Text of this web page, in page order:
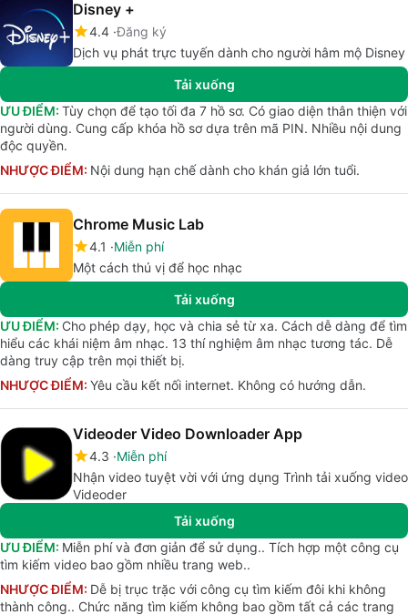
Disney +
4.4 Đăng ký
Dịch vụ phát trực tuyến dành cho người hâm mộ Disney
Tải xuống
ƯU ĐIỂM: Tùy chọn để tạo tối đa 7 hồ sơ. Có giao diện thân thiện với
người dùng. Cung cấp khóa hồ sơ dựa trên mã PIN. Nhiều nội dung
độc quyền.
NHƯỢC ĐIỂM: Nội dung hạn chế dành cho khán giả lớn tuổi.
Chrome Music Lab
4.1
Miễn phí
Một cách thú vị để học nhạc
Tải xuống
ƯU ĐIỂM: Cho phép dạy, học và chia sẻ từ xa. Cách dễ dàng để tìm
hiểu các khái niệm âm nhạc. 13 thí nghiệm âm nhạc tương tác. Dễ
dàng truy cập trên mọi thiết bị.
NHƯỢC ĐIỂM: Yêu cầu kết nối internet. Không có hướng dẫn.
Videoder Video Downloader App
4.3 Miễn phí
Nhận video tuyệt vời với ứng dụng Trình tải xuống video
Videoder
Tải xuống
ƯU ĐIỂM: Miễn phí và đơn giản để sử dụng.. Tích hợp một công cụ
tìm kiếm video bao gồm nhiều trang web..
NHƯỢC ĐIỂM: Dễ bị trục trặc với công cụ tìm kiếm đôi khi không
thành công.. Chức năng tìm kiếm không bao gồm tất cả các trang